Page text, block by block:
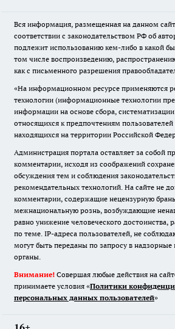
Вся информация, размещенная на данном
соответствии с законодательством РФ об
подлежит использованию кем-либо в какой
том числе воспроизведению,
как с письменного разрешения
«На информационном ресурсе применяются
технологии (информационные технологии
информации на основе сбора,
относящихся к предпочтениям
находящихся на территории Российской
Администрация портала оставляет за собой
комментарии, исходя из соображений
обсуждения тем и соблюдения
рекомендательных технологий. На сайте не
комментарии, содержащие нецензурную
межнациональную рознь, возбуждающие
равно унижение человеческого достоинства,
по теме. IP-адреса пользователей, не
могут быть переданы по запросу в
органы.
Внимание! Совершая любые действия на
принимаете условия «Политики
персональных данных пользователей»